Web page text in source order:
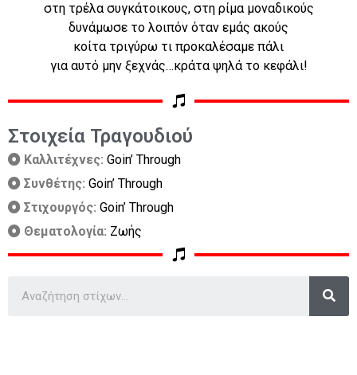
στη τρέλα συγκάτοικους, στη ρίμα μοναδικούς
δυνάμωσε το λοιπόν όταν εμάς ακούς
κοίτα τριγύρω τι προκαλέσαμε πάλι
για αυτό μην ξεχνάς…κράτα ψηλά το κεφάλι!
Στοιχεία Τραγουδιού
Καλλιτέχνες: Goin’ Through
Συνθέτης: Goin’ Through
Στιχουργός: Goin’ Through
Θεματολογία: Ζωής